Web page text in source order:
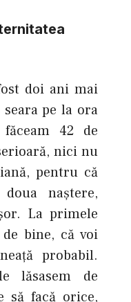
doi ani mai
pe la ora
42 de
nici nu
pentru că
naştere,
La primele
bine, că voi
probabil.
lăsasem de
să facă orice,